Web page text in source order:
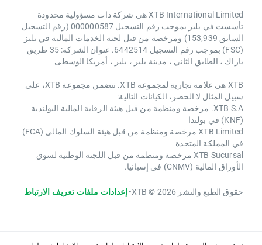
XTB International Limited هي شركة ذات مسؤولية محدودة
تأسست في بليز بموجب رقم التسجيل 000000587 (رقم التسجيل
السابق 153,939) ومرخصة من قبل لجنة الخدمات المالية في بليز
(FSC) بموجب رقم التسجيل 6442514. عنوان الشركة: 35 طريق
باراك ، الطابق الثاني ، مدينة بليز ، بليز ، أمريكا الوسطى
XTB هي علامة تجارية لمجموعة XTB. تتضمن مجموعة XTB، على
سبيل المثال لا الحصر، الكيانات التالية:
XTB S.A. مرخصة ومنظمة من قبل هيئة الرقابة المالية البولندية
(KNF) في بولندا
XTB Limited مرخصة ومنظمة من قبل هيئة السلوك المالي (FCA)
في المملكة المتحدة
XTB Sucursal مرخصة ومنظمة من قبل اللجنة الوطنية لسوق
الأوراق المالية (CNMV) في إسبانيا.
حقوق الطبع والنشر 2026 © XTB •إعدادات ملفات تعريف الارتباط